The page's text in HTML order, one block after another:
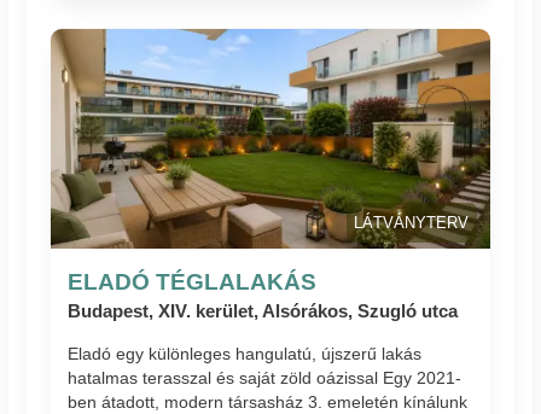
LÁTVÁNYTERV
ELADÓ TÉGLALAKÁS
Budapest, XIV. kerület, Alsórákos, Szugló utca
Eladó egy különleges hangulatú, újszerű lakás
hatalmas terasszal és saját zöld oázissal Egy 2021-
ben átadott, modern társasház 3. emeletén kínálunk